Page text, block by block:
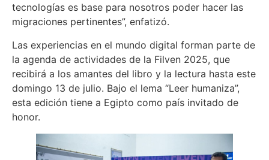
tecnologías es base para nosotros poder hacer las
migraciones pertinentes”, enfatizó.
Las experiencias en el mundo digital forman parte de
la agenda de actividades de la Filven 2025, que
recibirá a los amantes del libro y la lectura hasta este
domingo 13 de julio. Bajo el lema “Leer humaniza”,
esta edición tiene a Egipto como país invitado de
honor.